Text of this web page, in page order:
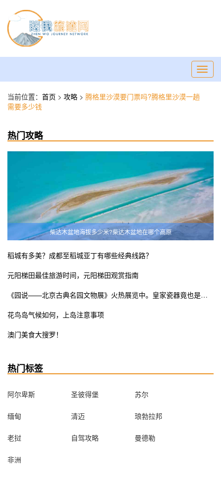
当前位置： 首页 > 攻略 > 腾格里沙漠要门票吗?腾格里沙漠一趟
需要多少钱
热门攻略
柴达木盆地海拔多少米?柴达木盆地在哪个高原
稻城有多美？成都至稻城亚丁有哪些经典线路？
元阳梯田最佳旅游时间，元阳梯田观赏指南
《园说——北京古典名园文物展》火热展览中。皇家瓷器竟也是少女粉ins风？错过这次展览遗憾终生
花鸟岛气候如何，上岛注意事项
澳门美食大搜罗！
热门标签
阿尔卑斯 圣彼得堡 苏尔
缅甸 清迈 琅勃拉邦
老挝 自驾攻略 曼德勒
非洲